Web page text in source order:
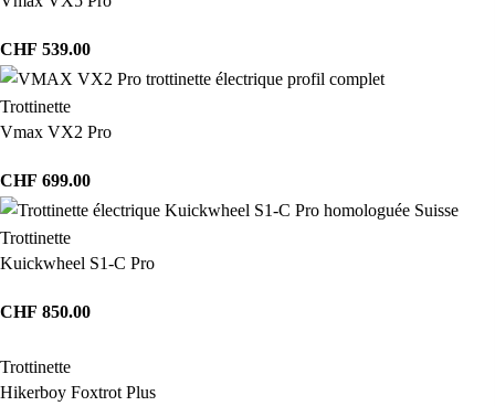
CHF 539.00
Trottinette
Vmax VX2 Pro
CHF 699.00
Trottinette
Kuickwheel S1-C Pro
CHF 850.00
Trottinette
Hikerboy Foxtrot Plus